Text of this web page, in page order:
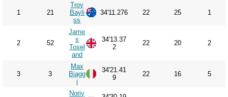
1 21
Troy
Bayli
ss
34'11.276 22 25 1
2 52
Jame
s
Tosel
and
34'13.37
2
22 20 2
3 3
Max
Biagg
i
34'21.41
9
22 16 5
Noriy